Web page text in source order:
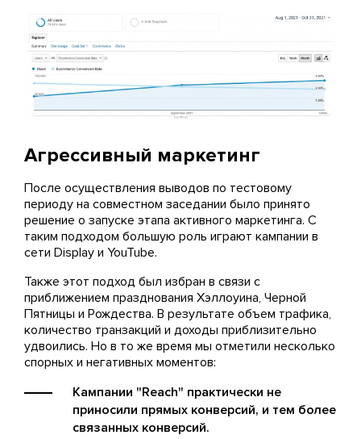
Агрессивный маркетинг
После осуществления выводов по тестовому
периоду на совместном заседании было принято
решение о запуске этапа активного маркетинга. С
таким подходом большую роль играют кампании в
сети Display и YouTube.
Также этот подход был избран в связи с
приближением празднования Хэллоуина, Черной
Пятницы и Рождества. В результате объем трафика,
количество транзакций и доходы приблизительно
удвоились. Но в то же время мы отметили несколько
спорных и негативных моментов:
Кампании "Reach" практически не
приносили прямых конверсий, и тем более
связанных конверсий.